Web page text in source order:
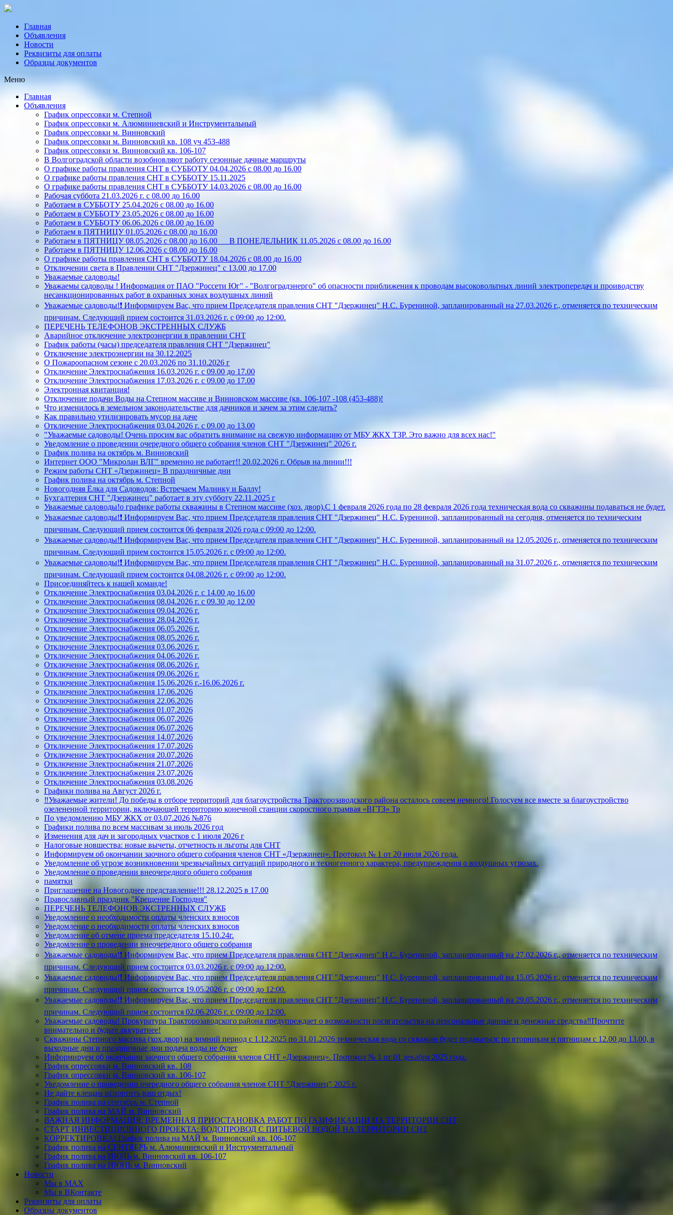
Главная
Объявления
Новости
Реквизиты для оплаты
Образцы документов
Меню
Главная
Объявления
График опрессовки м. Степной
График опрессовки м. Алюминиевский и Инструментальный
График опрессовки м. Винновский
График опрессовки м. Винновский кв. 108 уч 453-488
График опрессовки м. Винновский кв. 106-107
В Волгоградской области возобновляют работу сезонные дачные маршруты
О графике работы правления СНТ в СУББОТУ 04.04.2026 с 08.00 до 16.00
О графике работы правления СНТ в СУББОТУ 15.11.2025
О графике работы правления СНТ в СУББОТУ 14.03.2026 с 08.00 до 16.00
Рабочая суббота 21.03.2026 г. с 08.00 до 16.00
Работаем в СУББОТУ 25.04.2026 с 08.00 до 16.00
Работаем в СУББОТУ 23.05.2026 с 08.00 до 16.00
Работаем в СУББОТУ 06.06.2026 с 08.00 до 16.00
Работаем в ПЯТНИЦУ 01.05.2026 с 08.00 до 16.00
Работаем в ПЯТНИЦУ 08.05.2026 с 08.00 до 16.00 В ПОНЕДЕЛЬНИК 11.05.2026 с 08.00 до 16.00
Работаем в ПЯТНИЦУ 12.06.2026 с 08.00 до 16.00
О графике работы правления СНТ в СУББОТУ 18.04.2026 с 08.00 до 16.00
Отключении света в Правлении СНТ "Дзержинец" с 13.00 до 17.00
Уважаемые садоводы!
Уважаемы садоводы ! Информация от ПАО "Россети Юг" - "Волгоградэнерго" об опасности приближения к проводам высоковольтных линий электропередач и проиводству
несанкционированных работ в охранных зонах воздушных линий
Уважаемые садоводы!❗ Информируем Вас, что прием Председателя правления СНТ "Дзержинец" Н.С. Бурениной, запланированный на 27.03.2026 г., отменяется по техническим
причинам. Следующий прием состоится 31.03.2026 г. с 09:00 до 12:00.
ПЕРЕЧЕНЬ ТЕЛЕФОНОВ ЭКСТРЕННЫХ СЛУЖБ
Аварийное отключение электроэнергии в правлении СНТ
График работы (часы) председателя правления СНТ "Дзержинец"
Отключение электроэнергии на 30.12.2025
О Пожароопасном сезоне с 20.03.2026 по 31.10.2026 г
Отключение Электроснабжения 16.03.2026 г. с 09.00 до 17.00
Отключение Электроснабжения 17.03.2026 г. с 09.00 до 17.00
Электронная квитанция!
Отключение подачи Воды на Степном массиве и Винновском массиве (кв. 106-107 -108 (453-488)!
Что изменилось в земельном законодательстве для дачников и зачем за этим следить?
Как правильно утилизировать мусор на даче
Отключение Электроснабжения 03.04.2026 г. с 09.00 до 13.00
"Уважаемые садоводы! Очень просим вас обратить внимание на свежую информацию от МБУ ЖКХ ТЗР. Это важно для всех нас!"
Уведомление о проведении очередного общего собрания членов СНТ "Дзержинец" 2026 г.
График полива на октябрь м. Винновский
Интернет ООО "Микролан ВЛГ" временно не работает!! 20.02.2026 г. Обрыв на линии!!!
Режим работы СНТ «Дзержинец» В праздничные дни
График полива на октябрь м. Степной
Новогодняя Ёлка для Садоводов: Встречаем Малинку и Баллу!
Бухгалтерия СНТ "Дзержинец" работает в эту субботу 22.11.2025 г
Уважаемые садоводы!о графике работы скважины в Степном массиве (хоз. двор).С 1 февраля 2026 года по 28 февраля 2026 года техническая вода со скважины подаваться не будет.
Уважаемые садоводы!❗ Информируем Вас, что прием Председателя правления СНТ "Дзержинец" Н.С. Бурениной, запланированный на сегодня, отменяется по техническим
причинам. Следующий прием состоится 06 февраля 2026 года с 09:00 до 12:00.
Уважаемые садоводы!❗ Информируем Вас, что прием Председателя правления СНТ "Дзержинец" Н.С. Бурениной, запланированный на 12.05.2026 г., отменяется по техническим
причинам. Следующий прием состоится 15.05.2026 г. с 09:00 до 12:00.
Уважаемые садоводы!❗ Информируем Вас, что прием Председателя правления СНТ "Дзержинец" Н.С. Бурениной, запланированный на 31.07.2026 г., отменяется по техническим
причинам. Следующий прием состоится 04.08.2026 г. с 09:00 до 12:00.
Присоединяйтесь к нашей команде!
Отключение Электроснабжения 03.04.2026 г. с 14.00 до 16.00
Отключение Электроснабжения 08.04.2026 г. с 09.30 до 12.00
Отключение Электроснабжения 09.04.2026 г.
Отключение Электроснабжения 28.04.2026 г.
Отключение Электроснабжения 06.05.2026 г.
Отключение Электроснабжения 08.05.2026 г.
Отключение Электроснабжения 03.06.2026 г.
Отключение Электроснабжения 04.06.2026 г.
Отключение Электроснабжения 08.06.2026 г.
Отключение Электроснабжения 09.06.2026 г.
Отключение Электроснабжения 15.06.2026 г.-16.06.2026 г.
Отключение Электроснабжения 17.06.2026
Отключение Электроснабжения 22.06.2026
Отключение Электроснабжения 01.07.2026
Отключение Электроснабжения 06.07.2026
Отключение Электроснабжения 06.07.2026
Отключение Электроснабжения 14.07.2026
Отключение Электроснабжения 17.07.2026
Отключение Электроснабжения 20.07.2026
Отключение Электроснабжения 21.07.2026
Отключение Электроснабжения 23.07.2026
Отключение Электроснабжения 03.08.2026
Графики полива на Август 2026 г.
‼️Уважаемые жители! До победы в отборе территорий для благоустройства Тракторозаводского района осталось совсем немного! Голосуем все вместе за благоустройство
озелененной территории, включающей территорию конечной станции скоростного трамвая «ВГТЗ» Тр
По уведомлению МБУ ЖКХ от 03.07.2026 №876
Графики полива по всем массивам за июль 2026 год
Изменения для дач и загородных участков с 1 июля 2026 г
Налоговые новшества: новые вычеты, отчетность и льготы для СНТ
Информируем об окончании заочного общего собрания членов СНТ «Дзержинец». Протокол № 1 от 20 июля 2026 года.
Уведомление об угрозе возникновении чрезвычайных ситуаций природного и техногенного характера, предупреждения о воздушных угрозах.
Уведомление о проведении внеочередного общего собрания
памятки
Приглашение на Новогоднее представление!!! 28.12.2025 в 17.00
Православный праздник "Крещение Господня"
ПЕРЕЧЕНЬ ТЕЛЕФОНОВ ЭКСТРЕННЫХ СЛУЖБ
Уведомление о необходимости оплаты членских взносов
Уведомление о необходимости оплаты членских взносов
Уведомление об отмене приема председателя 15.10.24г.
Уведомление о проведении внеочередного общего собрания
Уважаемые садоводы!❗ Информируем Вас, что прием Председателя правления СНТ "Дзержинец" Н.С. Бурениной, запланированный на 27.02.2026 г., отменяется по техническим
причинам. Следующий прием состоится 03.03.2026 г. с 09:00 до 12:00.
Уважаемые садоводы!❗ Информируем Вас, что прием Председателя правления СНТ "Дзержинец" Н.С. Бурениной, запланированный на 15.05.2026 г., отменяется по техническим
причинам. Следующий прием состоится 19.05.2026 г. с 09:00 до 12:00.
Уважаемые садоводы!❗ Информируем Вас, что прием Председателя правления СНТ "Дзержинец" Н.С. Бурениной, запланированный на 29.05.2026 г., отменяется по техническим
причинам. Следующий прием состоится 02.06.2026 г. с 09:00 до 12:00.
Уважаемые садоводы! Прокуратура Тракторозаводского района предупреждает о возможности посягательства на персональные данные и денежные средства‼️Прочтите
внимательно и будьте аккуратнее!
Скважины Степного массива (хох.двор) на зимний период с 1.12.2025 по 31.01.2026 техническая вода со скважин будет подаваться: по вторникам и пятницам с 12.00 до 13.00, в
выходные дни и праздничные дни подача воды не будет
Информируем об окончании заочного общего собрания членов СНТ «Дзержинец». Протокол № 1 от 01 декабря 2025 года.
График опрессовки м. Винновский кв. 108
График опрессовки м. Винновский кв. 106-107
Уведомление о проведении очередного общего собрания членов СНТ "Дзержинец" 2025 г.
Не дайте клещам испортить ваш отдых!
График полива на сентябрь м. Степной
График полива на МАЙ м. Винновский
ВАЖНАЯ ИНФОРМАЦИЯ: ВРЕМЕННАЯ ПРИОСТАНОВКА РАБОТ ПО ГАЗИФИКАЦИИ НА ТЕРРИТОРИИ СНТ
СТАРТ ИНВЕСТИЦИОННОГО ПРОЕКТА: ВОДОПРОВОД С ПИТЬЕВОЙ ВОДОЙ НА ТЕРРИТОРИИ СНТ
КОРРЕКТИРОВКА! График полива на МАЙ м. Винновский кв. 106-107
График полива на СЕНТЯБРЬ м. Алюминиевский и Инструментальный
График полива на ИЮЛЬ м. Винновский кв. 106-107
График полива на ИЮНЬ м. Винновский
Новости
Мы в МАХ
Мы в ВКонтакте
Реквизиты для оплаты
Образцы документов